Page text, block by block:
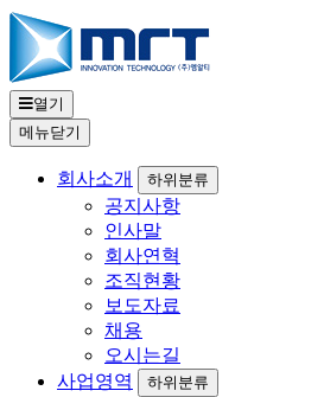
열기
메뉴닫기
회사소개 하위분류
공지사항
인사말
회사연혁
조직현황
보도자료
채용
오시는길
사업영역
하위분류